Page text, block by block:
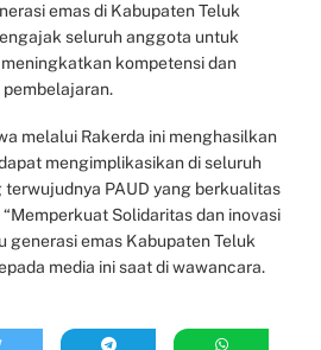
emas di Kabupaten Teluk
seluruh anggota untuk
kompetensi dan
melalui Rakerda ini menghasilkan
mengimplikasikan di seluruh
terwujudnya PAUD yang berkualitas
Solidaritas dan inovasi
generasi emas Kabupaten Teluk
media ini saat di wawancara.